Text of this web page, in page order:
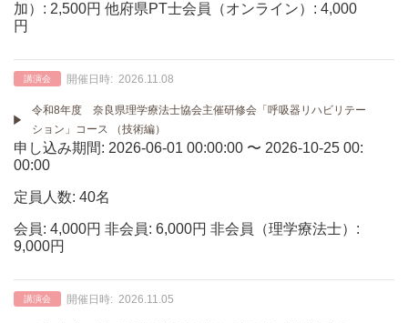
加）: 2,500円 他府県PT士会員（オンライン）: 4,000
円
講演会 開催日時: 2026.11.08
令和8年度 奈良県理学療法士協会主催研修会「呼吸器リハビリテー
ション」コース （技術編）
申し込み期間: 2026-06-01 00:00:00 〜 2026-10-25 00:
00:00
定員人数: 40名
会員: 4,000円 非会員: 6,000円 非会員（理学療法士）:
9,000円
講演会 開催日時: 2026.11.05